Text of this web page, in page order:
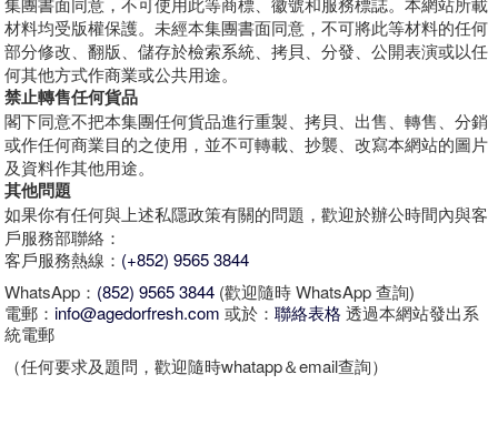
材料均受版權保護。未經本集團書面同意，不可將此等材料的任何
部分修改、翻版、儲存於檢索系統、拷貝、分發、公開表演或以任
何其他方式作商業或公共用途。
禁止轉售任何貨品
閣下同意不把本集團任何貨品進行重製、拷貝、出售、轉售、分銷
或作任何商業目的之使用，並不可轉載、抄襲、改寫本網站的圖片
及資料作其他用途。
其他問題
如果你有任何與上述私隱政策有關的問題，歡迎於辦公時間內與客
戶服務部聯絡：
客戶服務熱線： (+852) 9565 3844
WhatsApp： (852) 9565 3844 (歡迎隨時 WhatsApp 查詢)
電郵：info@agedorfresh.com 或於：聯絡表格 透過本網站發出系
統電郵
（任何要求及題問，歡迎隨時whatapp＆email查詢）